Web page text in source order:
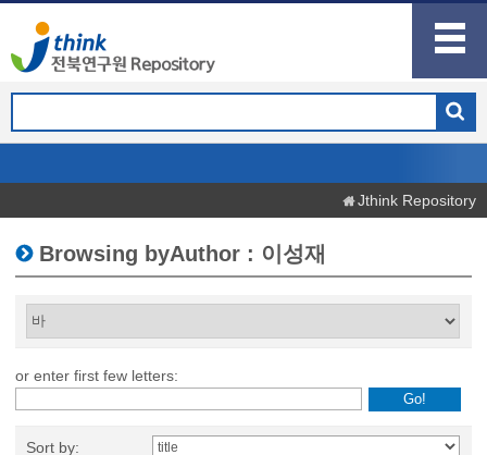
Jthink Repository
Browsing byAuthor : 이성재
or enter first few letters:
Sort by: